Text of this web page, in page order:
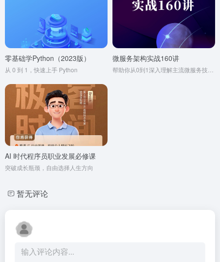
零基础学Python（2023版）
从 0 到 1，快速上手 Python
微服务架构实战160讲
AI 时代程序员职业发展必修课
突破成长瓶颈，自由选择人生方向
暂无评论